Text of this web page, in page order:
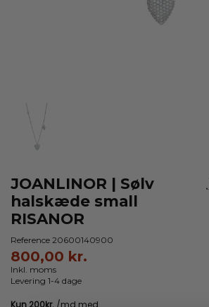
JOANLINOR | Sølv
halskæde small
RISANOR
Reference 20600140900
800,00 kr.
Inkl. moms
Levering 1-4 dage